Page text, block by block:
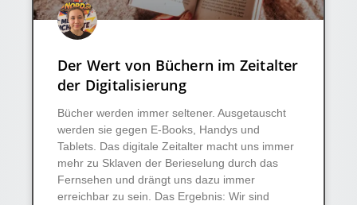
Der Wert von Büchern im Zeitalter
der Digitalisierung
Bücher werden immer seltener. Ausgetauscht
werden sie gegen E-Books, Handys und
Tablets. Das digitale Zeitalter macht uns immer
mehr zu Sklaven der Berieselung durch das
Fernsehen und drängt uns dazu immer
erreichbar zu sein. Das Ergebnis: Wir sind